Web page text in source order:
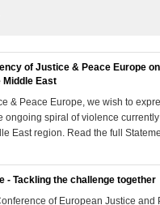
of Justice & Peace Europe
Middle East
& Peace Europe, we wish to
ongoing spiral of violence
East region. Read the full
- Tackling the challenge together
of European Justice and